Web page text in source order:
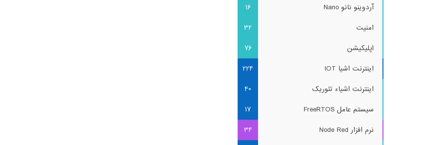
آردوینو نانو Nano
16
امنیت
32
اپلیکیشن
76
اینترنت اشیا IOT
224
اینترنت اشیاء تئوریک
40
سیستم عامل FreeRTOS
17
نرم افزار Node Red
34